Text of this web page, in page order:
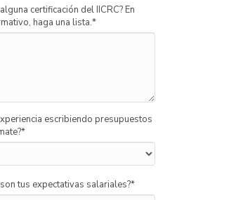
certificación del IICRC? En
haga una lista.*
escribiendo presupuestos
*
tus expectativas salariales?*